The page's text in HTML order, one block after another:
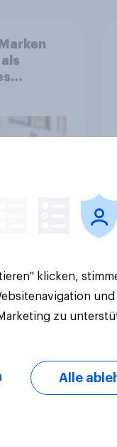
klicken,
zu
Alle